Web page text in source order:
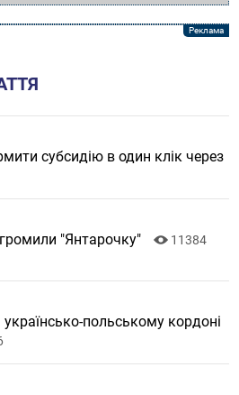
субсидію в один клік через
"Янтарочку"
11384
польському кордоні